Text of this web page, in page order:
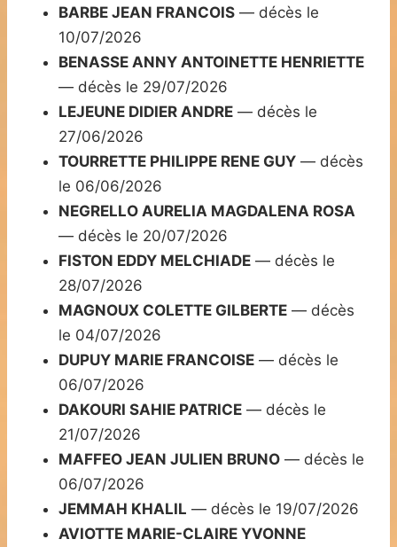
BARBE JEAN FRANCOIS — décès le
10/07/2026
BENASSE ANNY ANTOINETTE HENRIETTE
— décès le 29/07/2026
LEJEUNE DIDIER ANDRE — décès le
27/06/2026
TOURRETTE PHILIPPE RENE GUY — décès
le 06/06/2026
NEGRELLO AURELIA MAGDALENA ROSA
— décès le 20/07/2026
FISTON EDDY MELCHIADE — décès le
28/07/2026
MAGNOUX COLETTE GILBERTE — décès
le 04/07/2026
DUPUY MARIE FRANCOISE — décès le
06/07/2026
DAKOURI SAHIE PATRICE — décès le
21/07/2026
MAFFEO JEAN JULIEN BRUNO — décès le
06/07/2026
JEMMAH KHALIL — décès le 19/07/2026
AVIOTTE MARIE-CLAIRE YVONNE